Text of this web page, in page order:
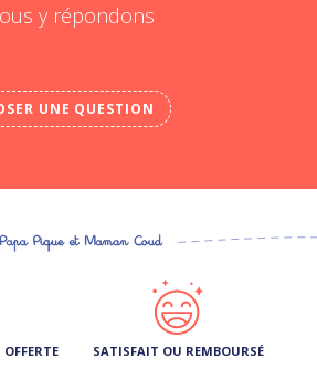
y répondons
UNE QUESTION
SATISFAIT OU REMBOURSÉ